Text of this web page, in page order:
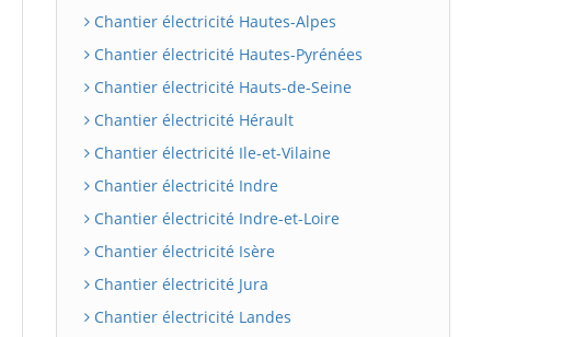
Chantier électricité Hautes-Alpes
Chantier électricité Hautes-Pyrénées
Chantier électricité Hauts-de-Seine
Chantier électricité Hérault
Chantier électricité Ile-et-Vilaine
Chantier électricité Indre
Chantier électricité Indre-et-Loire
Chantier électricité Isère
Chantier électricité Jura
Chantier électricité Landes